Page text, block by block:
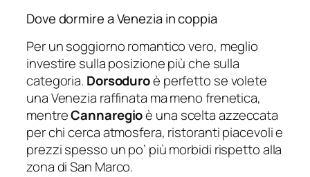
Dove dormire a Venezia in coppia
Per un soggiorno romantico vero, meglio
investire sulla posizione più che sulla
categoria. Dorsoduroè perfetto se volete
una Venezia raffinata ma meno frenetica,
mentreCannaregioè una scelta azzeccata
per chi cerca atmosfera, ristoranti piacevoli e
prezzi spesso un po’ più morbidi rispetto alla
zona di San Marco.